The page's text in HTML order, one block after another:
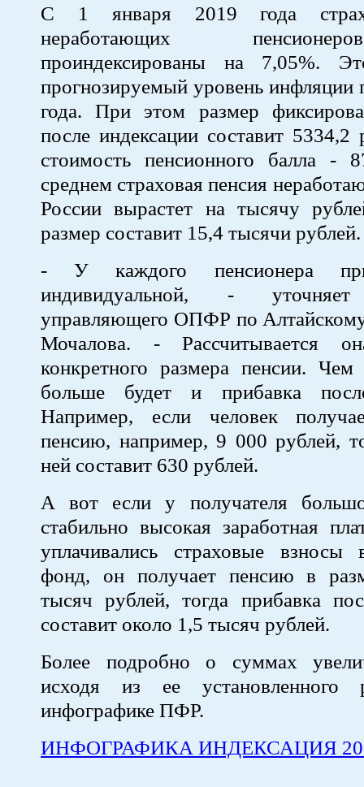
С 1 января 2019 года
неработающих
проиндексированы на 7,05%.
прогнозируемый уровень инфляции
года. При этом размер
после индексации составит
стоимость пенсионного балла -
среднем страховая пенсия
России вырастет на тысячу
размер составит 15,4 тысячи рублей.
- У каждого пенсионера
индивидуальной, - уточняет
управляющего ОПФР по
Мочалова. - Рассчитывается
конкретного размера пенсии.
больше будет и прибавка
Например, если человек
пенсию, например, 9 000 рублей,
ней составит 630 рублей.
А вот если у получателя
стабильно высокая заработная
уплачивались страховые
фонд, он получает пенсию в
тысяч рублей, тогда прибавка
составит около 1,5 тысяч рублей.
Более подробно о суммах
исходя из ее
инфографике ПФР.
ИНФОГРАФИКА ИНДЕКСАЦИЯ